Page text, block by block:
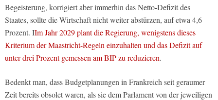
Begeisterung, korrigiert aber immerhin das Netto-Defizit des
Staates, sollte die Wirtschaft nicht weiter abstürzen, auf etwa 4,6
Prozent. IIm Jahr 2029 plant die Regierung, wenigstens dieses
Kriterium der Maastricht-Regeln einzuhalten und das Defizit auf
unter drei Prozent gemessen am BIP zu reduzieren.
Bedenkt man, dass Budgetplanungen in Frankreich seit geraumer
Zeit bereits obsolet waren, als sie dem Parlament von der jeweiligen